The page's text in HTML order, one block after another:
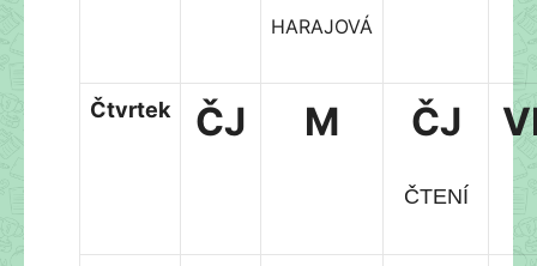
HARAJOVÁ
Čtvrtek ČJ M ČJ
ČTENÍ